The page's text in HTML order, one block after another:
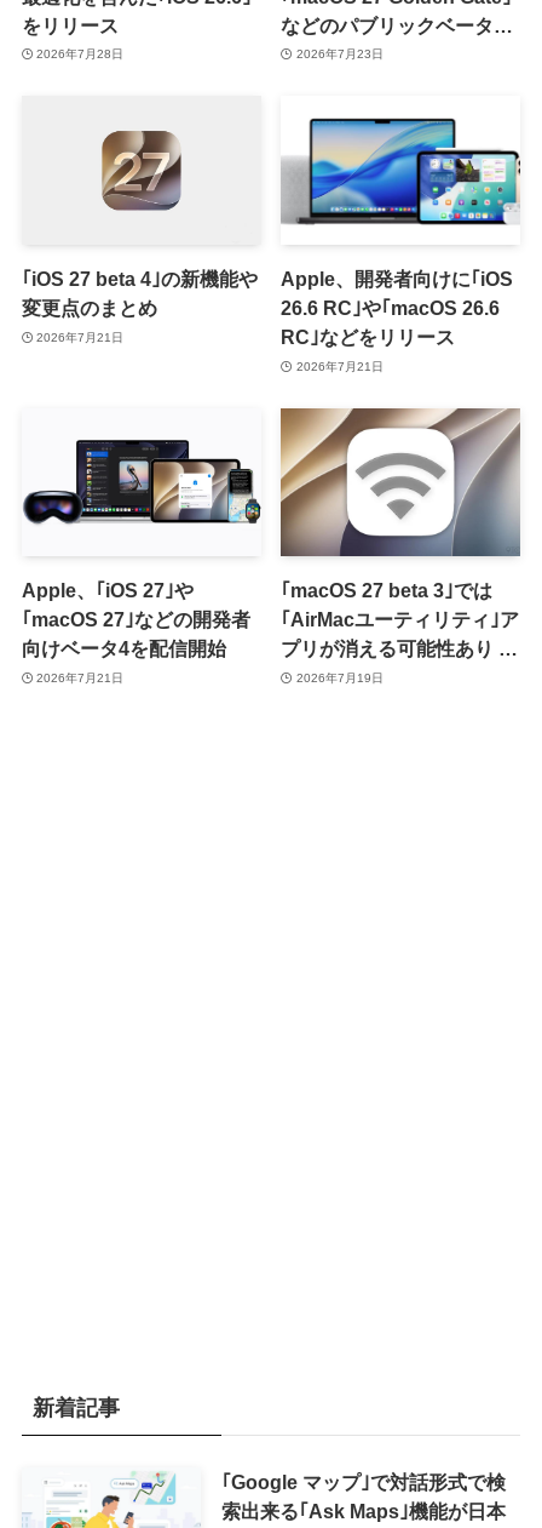
をリリース
2026年7月28日
などのパブリックベータ2
を提供開始
2026年7月23日
｢iOS 27 beta 4｣の新機能や
変更点のまとめ
2026年7月21日
Apple、開発者向けに｢iOS
26.6 RC｣や｢macOS 26.6
RC｣などをリリース
2026年7月21日
Apple、｢iOS 27｣や
｢macOS 27｣などの開発者
向けベータ4を配信開始
2026年7月21日
｢macOS 27 beta 3｣では
｢AirMacユーティリティ｣ア
プリが消える可能性あり ｰ
同アプリを使用中のユーザ
2026年7月19日
新着記事
｢Google マップ｣で対話形式で検
索出来る｢Ask Maps｣機能が日本